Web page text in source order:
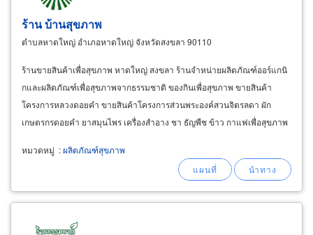
ร้าน บ้านสุขภาพ
ตำบลหาดใหญ่ อำเภอหาดใหญ่ จังหวัดสงขลา 90110
ร้านขายสินค้าเพื่อสุขภาพ หาดใหญ่ สงขลา ร้านจำหน่ายผลิตภัณฑ์ออร์แกนิ
กและผลิตภัณฑ์เพื่อสุขภาพจากธรรมชาติ ของกินเพื่อสุขภาพ ขายสินค้า
โครงการหลวงดอยคำ ขายสินค้าโครงการส่วนพระองค์สวนจิตรลดา ผัก
เกษตรกรดอยคำ ยาสมุนไพร เครื่องสำอาง ชา ธัญพืช ข้าว กาแฟเพื่อสุขภาพ
หมวดหมู่ :ผลิตภัณฑ์สุขภาพ